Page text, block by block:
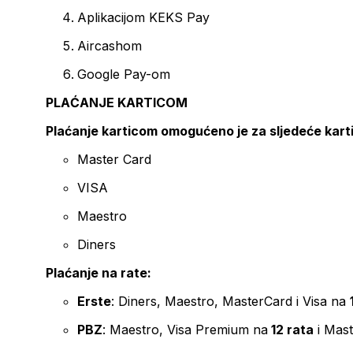
Aplikacijom KEKS Pay
Aircashom
Google Pay-om
PLAĆANJE KARTICOM
Plaćanje karticom omogućeno je za sljedeće
Master Card
VISA
Maestro
Diners
Plaćanje na rate:
Erste: Diners, Maestro, MasterCard i Visa na
PBZ: Maestro, Visa Premium na 12 rata i